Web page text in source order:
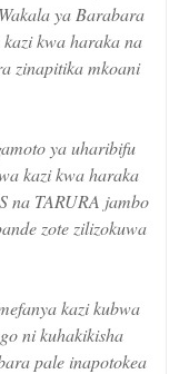
ya Barabara
kwa haraka na
zinapitika mkoani
ya uharibifu
kazi kwa haraka
na TARURA jambo
zote zilizokuwa
kazi kubwa
ni kuhakikisha
pale inapotokea